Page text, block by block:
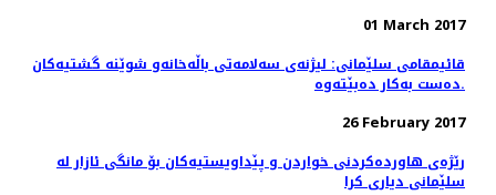
01 March 2017
قائیمقامی سلێمانی: لیژنه‌ی سه‌لامه‌تی باڵه‌خانه‌و شوێنه‌ گشتیه‌كان
ده‌ست به‌كار ده‌بێته‌وه‌.
26 February 2017
رێژه‌ی هاورده‌كردنی خواردن و پێداویستیه‌كان بۆ مانگی ئازار له‌
سلێمانی دیاری كرا